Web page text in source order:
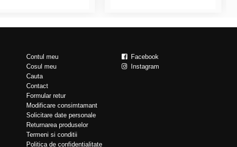
Contul meu
Cosul meu
Cauta
Contact
Formular retur
Modificare consimtamant
Solicitare date personale
Returnarea produselor
Termeni si conditii
Politica de confidentialitate
Facebook
Instagram